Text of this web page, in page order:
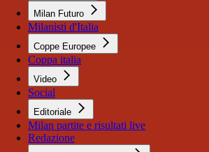
Milan Futuro
Milanisti d'Italia
Coppe Europee
Coppa italia
Video
Social
Editoriale
Milan partite e risultati live
Redazione